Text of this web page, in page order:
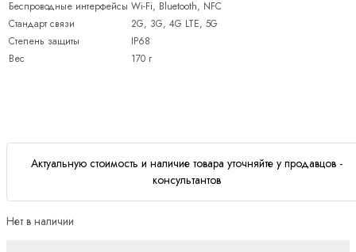
Беспроводные интерфейсы Wi-Fi, Bluetooth, NFC
Стандарт связи
2G, 3G, 4G LTE, 5G
Степень защиты
IP68
Вес
170 г
Актуальную стоимость и наличие товара уточняйте у продавцов -
консультантов
Нет в наличии